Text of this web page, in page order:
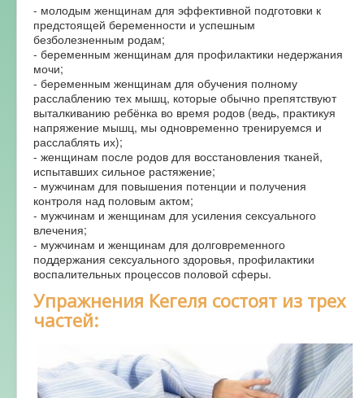
- молодым женщинам для эффективной подготовки к
предстоящей беременности и успешным
безболезненным родам;
- беременным женщинам для профилактики недержания
мочи;
- беременным женщинам для обучения полному
расслаблению тех мышц, которые обычно препятствуют
выталкиванию ребёнка во время родов (ведь, практикуя
напряжение мышц, мы одновременно тренируемся и
расслаблять их);
- женщинам после родов для восстановления тканей,
испытавших сильное растяжение;
- мужчинам для повышения потенции и получения
контроля над половым актом;
- мужчинам и женщинам для усиления сексуального
влечения;
- мужчинам и женщинам для долговременного
поддержания сексуального здоровья, профилактики
воспалительных процессов половой сферы.
Упpажнения Кегеля состоят из тpех
частей: